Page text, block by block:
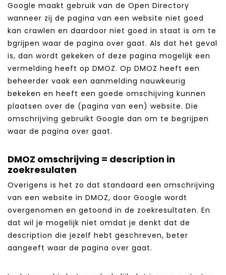
Google maakt gebruik van de Open Directory
wanneer zij de pagina van een website niet goed
kan crawlen en daardoor niet goed in staat is om te
bgrijpen waar de pagina over gaat. Als dat het geval
is, dan wordt gekeken of deze pagina mogelijk een
vermelding heeft op DMOZ. Op DMOZ heeft een
beheerder vaak een aanmelding nauwkeurig
bekeken en heeft een goede omschijving kunnen
plaatsen over de (pagina van een) website. Die
omschrijving gebruikt Google dan om te begrijpen
waar de pagina over gaat.
DMOZ omschrijving = description in
zoekresulaten
Overigens is het zo dat standaard een omschrijving
van een website in DMOZ, door Google wordt
overgenomen en getoond in de zoekresultaten. En
dat wil je mogelijk niet omdat je denkt dat de
description die jezelf hebt geschreven, beter
aangeeft waar de pagina over gaat.